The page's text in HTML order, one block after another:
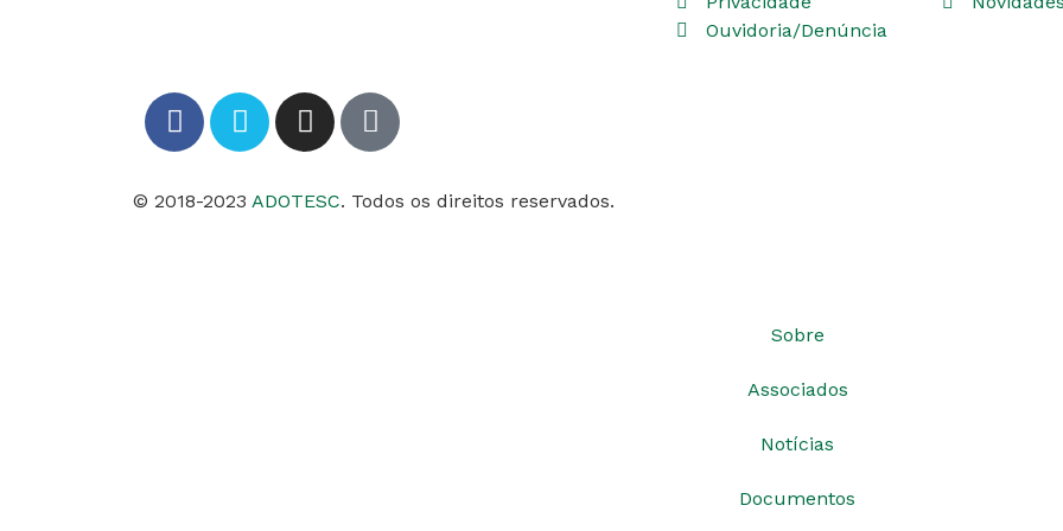
Ouvidoria/Denúncia
© 2018-2023 ADOTESC. Todos os direitos reservados.
Sobre
Associados
Notícias
Documentos